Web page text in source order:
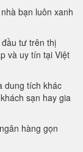
bạn luôn xanh
tư trên thị
và uy tín tại Việt
dung tích khác
sạn hay gia
hàng gọn